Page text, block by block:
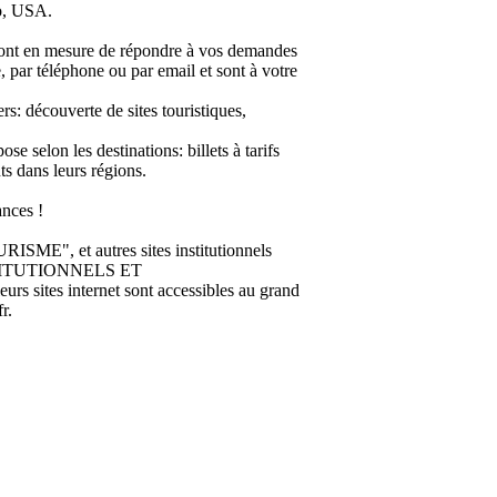
USA.
mesure de répondre à vos demandes
par téléphone ou par email et sont à votre
découverte de sites touristiques,
selon les destinations: billets à tarifs
dans leurs régions.
!
et autres sites institutionnels
ET
sites internet sont accessibles au grand